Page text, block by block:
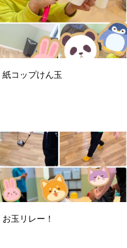
紙コップけん玉
お玉リレー！